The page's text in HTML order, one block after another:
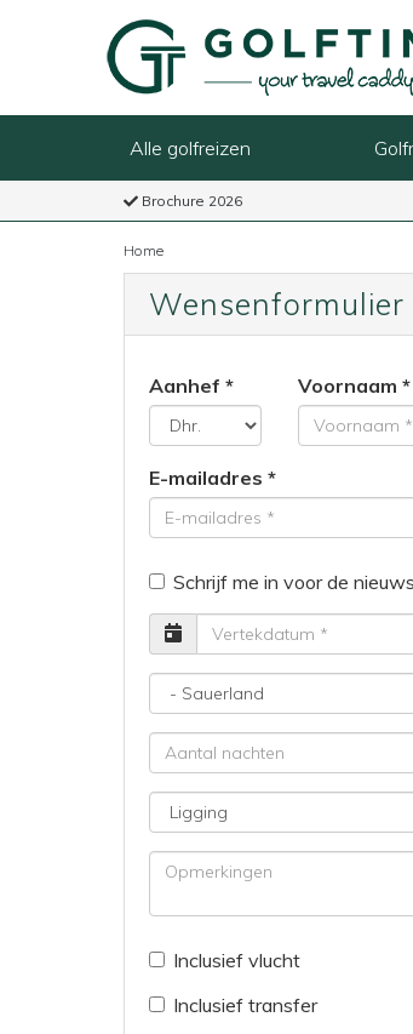
Alle golfreizen
Brochure 2026
Home
Wensenformulier
Aanhef Voornaam
E-mailadres
Schrijf me in voor de
Vertrekdatum
Bestemming
Aantal
nachten
Ligging
Opmerkingen
Inclusief vlucht
Inclusief transfer